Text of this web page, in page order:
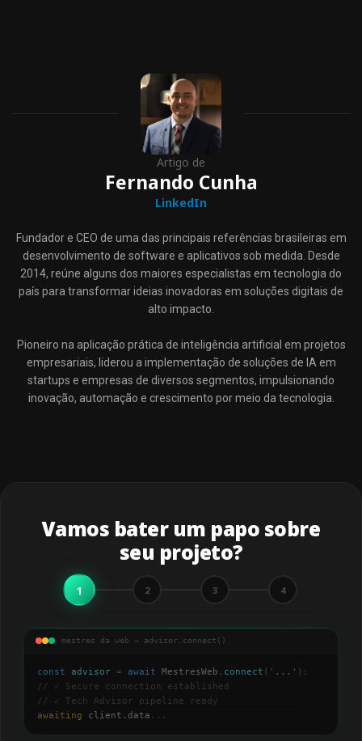
Artigo de
Fernando Cunha
LinkedIn
Fundador e CEO de uma das principais referências brasileiras em
desenvolvimento de software e aplicativos sob medida. Desde
2014, reúne alguns dos maiores especialistas em tecnologia do
país para transformar ideias inovadoras em soluções digitais de
alto impacto.
Pioneiro na aplicação prática de inteligência artificial em projetos
empresariais, liderou a implementação de soluções de IA em
startups e empresas de diversos segmentos, impulsionando
inovação, automação e crescimento por meio da tecnologia.
Vamos bater um papo sobre
seu projeto?
1 2 3 4
mestres da web — advisor.connect()
const advisor = await MestresWeb . connect ( ' ... '
);
// ✓ Secure connection established
// ✓ Tech Advisor pipeline ready
awaiting
client.data ...